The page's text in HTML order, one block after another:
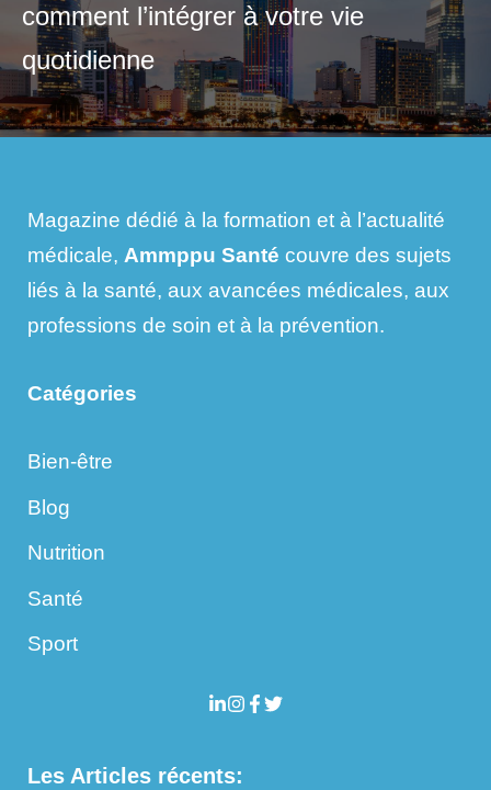
comment l’intégrer à votre vie
quotidienne
Magazine dédié à la formation et à l’actualité
médicale, Ammppu Santé couvre des sujets
liés à la santé, aux avancées médicales, aux
professions de soin et à la prévention.
Catégories
Bien-être
Blog
Nutrition
Santé
Sport
Les Articles récents: